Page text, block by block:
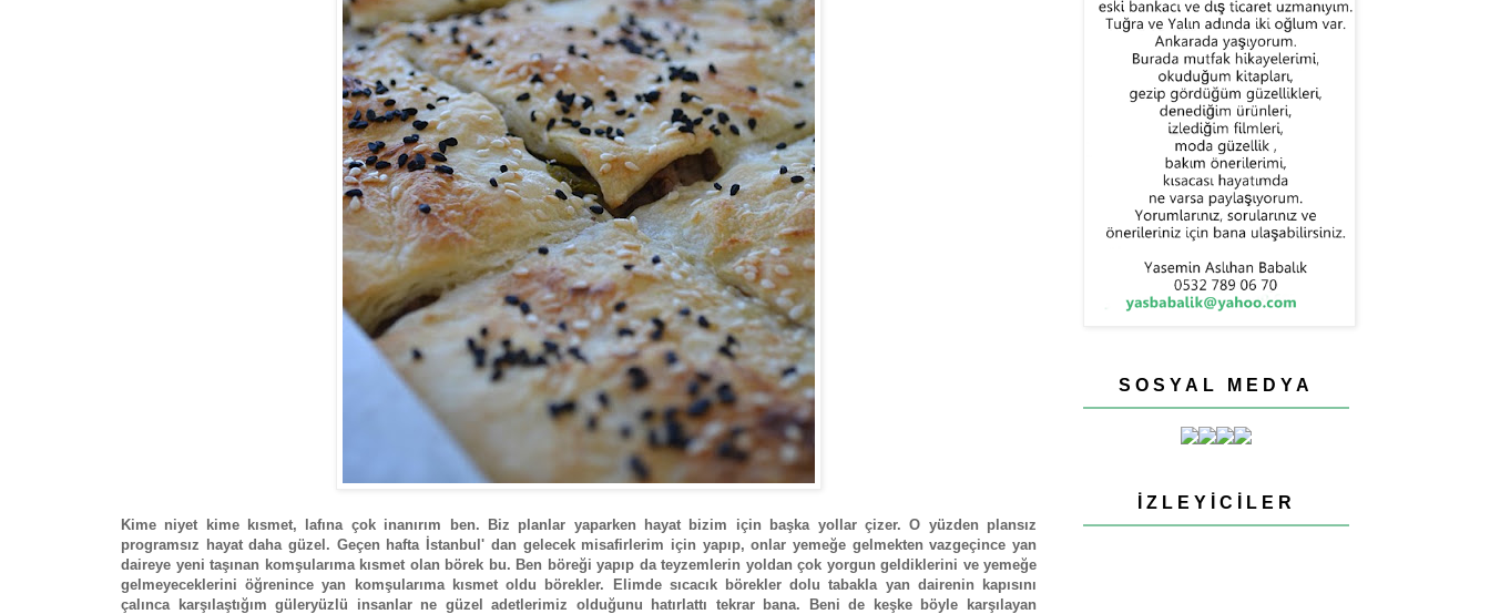
Kime niyet kime kısmet, lafına çok inanırım ben. Biz planlar yaparken hayat bizim için başka yollar çizer. O yüzden plansız
programsız hayat daha güzel. Geçen hafta İstanbul' dan gelecek misafirlerim için yapıp, onlar yemeğe gelmekten vazgeçince yan
daireye yeni taşınan komşularıma kısmet olan börek bu. Ben böreği yapıp da teyzemlerin yoldan çok yorgun geldiklerini ve yemeğe
gelmeyeceklerini öğrenince yan komşularıma kısmet oldu börekler. Elimde sıcacık börekler dolu tabakla yan dairenin kapısını
çalınca karşılaştığım güleryüzlü insanlar ne güzel adetlerimiz olduğunu hatırlattı tekrar bana. Beni de keşke böyle karşılayan
SOSYAL MEDYA
İZLEYICILER